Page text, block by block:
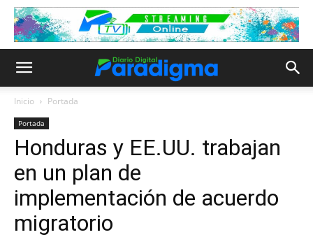
Inicio Portada
Portada
Honduras y EE.UU. trabajan
en un plan de
implementación de acuerdo
migratorio